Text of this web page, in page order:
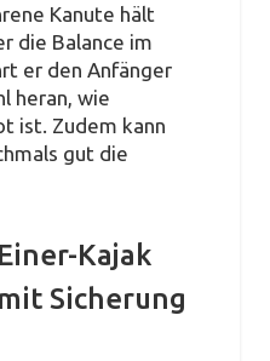
Kanute hält
die Balance im
er den Anfänger
heran, wie
ist. Zudem kann
gut die
Kajak
Sicherung